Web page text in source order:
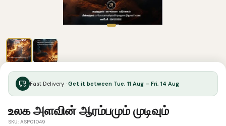
Fast Delivery · Get it between Tue, 11 Aug – Fri, 14 Aug
உலக அளவின் ஆரம்பமும் முடிவும்
SKU: ASP01049